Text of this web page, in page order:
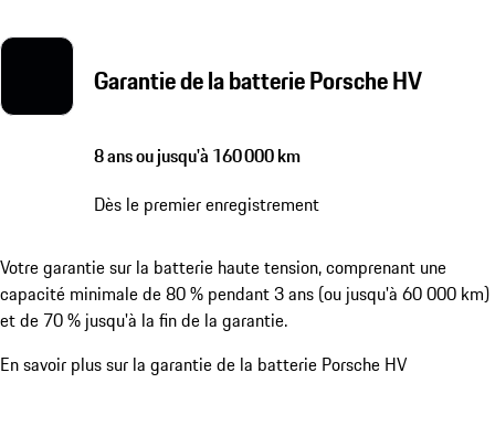
Garantie de la batterie Porsche HV
8 ans ou jusqu'à 160 000 km
Dès le premier enregistrement
Votre garantie sur la batterie haute tension, comprenant une
capacité minimale de 80 % pendant 3 ans (ou jusqu'à 60 000 km)
et de 70 % jusqu'à la fin de la garantie.
En savoir plus sur la garantie de la batterie Porsche HV